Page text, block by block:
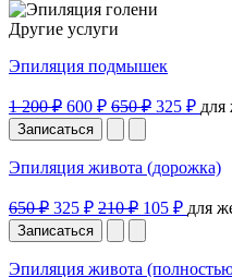
Другие услуги
Эпиляция подмышек
1 200 ₽ 600 ₽ 650 ₽ 325 ₽
Записаться
Эпиляция живота (дорожка)
650 ₽ 325 ₽ 210 ₽ 105 ₽ для
Записаться
Эпиляция живота